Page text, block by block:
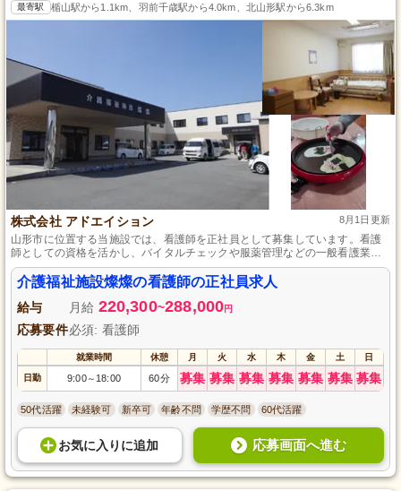
最寄駅 楯山駅から1.1km、羽前千歳駅から4.0km、北山形駅から6.3km
株式会社 アドエイション 8月1日更新
山形市に位置する当施設では、看護師を正社員として募集しています。看護
師としての資格を活かし、バイタルチェックや服薬管理などの一般看護業務
のほか、介助の補助もお願いすることがあります。介護業界未経験の方で
も、経験豊富なスタッフが丁寧に指導しますので安心してスキルアップを目
指せます。地域に根ざした温もりある施設で、共に成長しましょう。
介護福祉施設燦燦の看護師の正社員求人
給与 月給 220,300~288,000円
応募要件必須: 看護師
就業時間 休憩 月 火 水 木 金 土 日
日勤 9:00～ 18:00 60分 募集 募集 募集 募集 募集 募集 募集
50代活躍 未経験可 新卒可 年齢不問 学歴不問 60代活躍
お気に入り に追加 応募画面へ進む